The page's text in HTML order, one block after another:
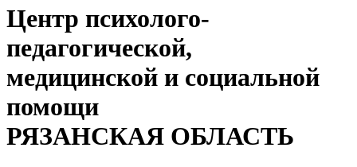
Центр психолого-
педагогической,
медицинской и социальной
помощи
РЯЗАНСКАЯ ОБЛАСТЬ